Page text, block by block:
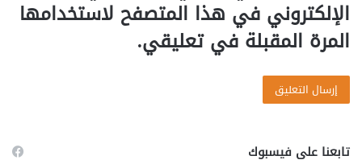
الإلكتروني في هذا المتصفح لاستخدامها
المرة المقبلة في تعليقي.
تابعنا على فيسبوك